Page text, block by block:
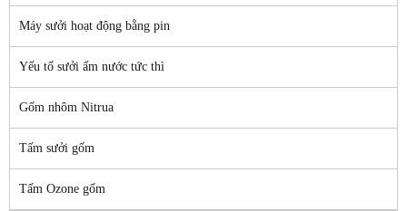
Máy sưởi hoạt động bằng pin
Yếu tố sưởi ấm nước tức thì
Gốm nhôm Nitrua
Tấm sưởi gốm
Tấm Ozone gốm